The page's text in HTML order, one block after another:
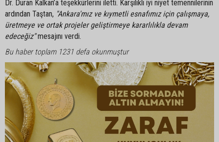
Dr. Duran Kalkan’a teşekkürlerini iletti. Karşılıklı iyi niyet temennilerinin
ardından Taştan, "Ankara'mız ve kıymetli esnafımız için çalışmaya,
üretmeye ve ortak projeler geliştirmeye kararlılıkla devam
edeceğiz"mesajını verdi.
Bu haber toplam 1231 defa okunmuştur